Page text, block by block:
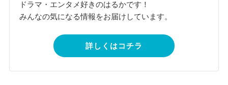
ドラマ・エンタメ好きのはるかです！
みんなの気になる情報をお届けしています。
詳しくはコチラ